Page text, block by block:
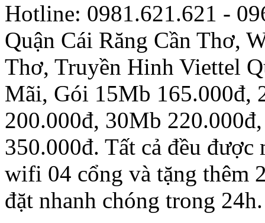
Hotline: 0981.621.621 -
Quận Cái Răng Cần Thơ,
Thơ, Truyền Hinh Viettel
Mãi, Gói 15Mb 165.000đ,
200.000đ, 30Mb
350.000đ. Tất cả đều
wifi 04 cổng và tặng thêm
đặt nhanh chóng trong 24h.